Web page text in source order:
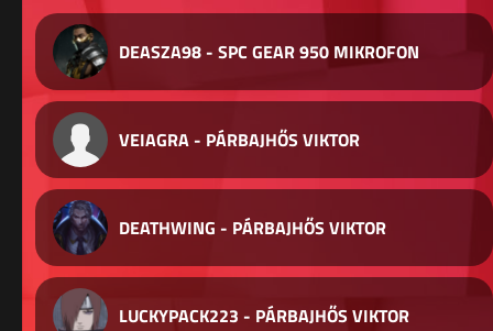
DEASZA98 - SPC GEAR 950 MIKROFON
VEIAGRA - PÁRBAJHŐS VIKTOR
DEATHWING - PÁRBAJHŐS VIKTOR
LUCKYPACK223 - PÁRBAJHŐS VIKTOR